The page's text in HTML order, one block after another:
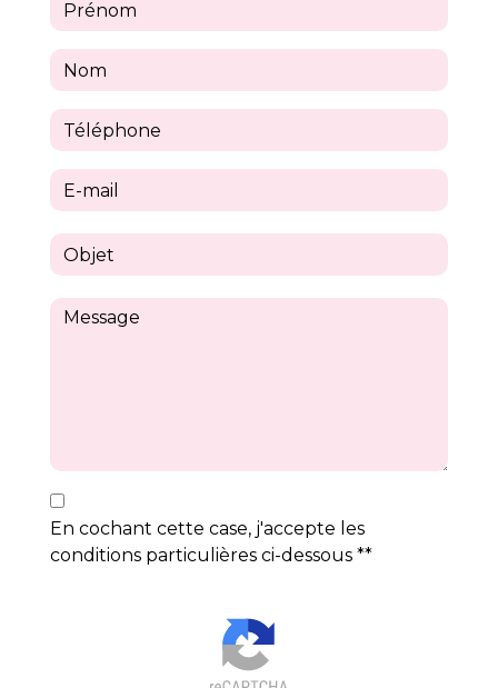
En cochant cette case, j'accepte les
conditions particulières ci-dessous **